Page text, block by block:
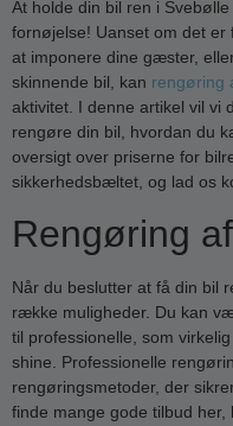
At holde din bil ren i
fornøjelse! Uanset om det
at imponere dine gæster,
skinnende bil, kan rengøring
aktivitet. I denne artikel vil vi
rengøre din bil, hvordan du
oversigt over priserne for
sikkerhedsbæltet, og lad os
Rengøring
Når du beslutter at få din bil
række muligheder. Du kan
til professionelle, som
shine. Professionelle
rengøringsmetoder, der
finde mange gode tilbud